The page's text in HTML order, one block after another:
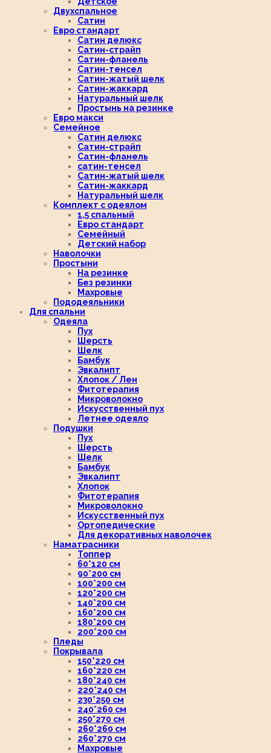
Двухспальное
Сатин
Евро стандарт
Сатин делюкс
Сатин-страйп
Сатин-фланель
Сатин-тенсел
Сатин-жатый шелк
Сатин-жаккард
Натуральный шелк
Простынь на резинке
Евро макси
Семейное
Сатин делюкс
Сатин-страйп
Сатин-фланель
сатин-тенсел
Сатин-жатый шелк
Сатин-жаккард
Натуральный шелк
Комплект с одеялом
1,5 спальный
Евро стандарт
Семейный
Детский набор
Наволочки
Простыни
На резинке
Без резинки
Махровые
Пододеяльники
Для спальни
Одеяла
Пух
Шерсть
Шелк
Бамбук
Эвкалипт
Хлопок / Лен
Фитотерапия
Микроволокно
Искусственный пух
Летнее одеяло
Подушки
Пух
Шерсть
Шелк
Бамбук
Эвкалипт
Хлопок
Фитотерапия
Микроволокно
Искусственный пух
Ортопедические
Для декоративных наволочек
Наматрасники
Топпер
60*120 см
90*200 см
100*200 см
120*200 см
140*200 см
160*200 см
180*200 см
200*200 см
Пледы
Покрывала
150*220 см
160*220 см
180*240 см
220*240 см
230*250 см
240*260 см
250*270 см
260*260 см
260*270 см
Махровые